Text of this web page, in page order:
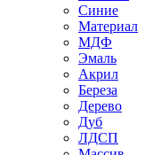
Синие
Материал
МДФ
Эмаль
Акрил
Береза
Дерево
Дуб
ЛДСП